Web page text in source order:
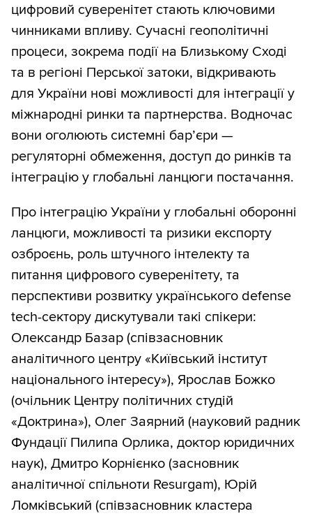
цифровий суверенітет стають ключовими
чинниками впливу. Сучасні геополітичні
процеси, зокрема події на Близькому Сході
та в регіоні Перської затоки, відкривають
для України нові можливості для інтеграції у
міжнародні ринки та партнерства. Водночас
вони оголюють системні бар’єри —
регуляторні обмеження, доступ до ринків та
інтеграцію у глобальні ланцюги постачання.
Про інтеграцію України у глобальні оборонні
ланцюги, можливості та ризики експорту
озброєнь, роль штучного інтелекту та
питання цифрового суверенітету, та
перспективи розвитку українського defense
tech-сектору дискутували такі спікери:
Олександр Базар (співзасновник
аналітичного центру «Київський інститут
національного інтересу»), Ярослав Божко
(очільник Центру політичних студій
«Доктрина»), Олег Заярний (науковий радник
Фундації Пилипа Орлика, доктор юридичних
наук), Дмитро Корнієнко (засновник
аналітичної спільноти Resurgam), Юрій
Ломківський (співзасновник кластера